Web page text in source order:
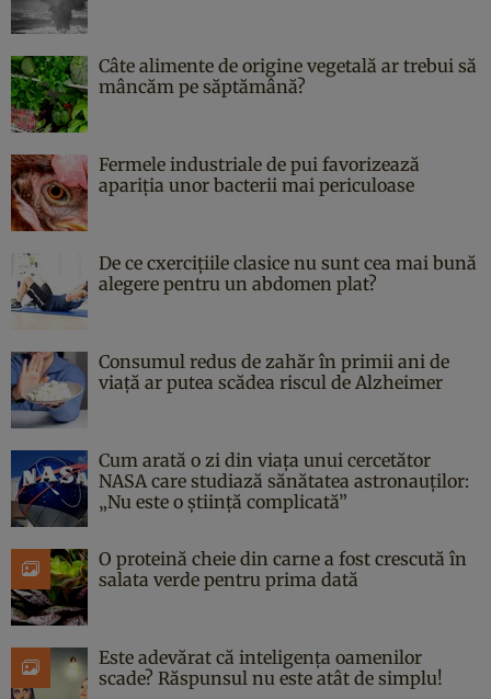
Câte alimente de origine vegetală ar trebui să
mâncăm pe săptămână?
Fermele industriale de pui favorizează
apariția unor bacterii mai periculoase
De ce cxercițiile clasice nu sunt cea mai bună
alegere pentru un abdomen plat?
Consumul redus de zahăr în primii ani de
viață ar putea scădea riscul de Alzheimer
Cum arată o zi din viața unui cercetător
NASA care studiază sănătatea astronauților:
„Nu este o știință complicată”
O proteină cheie din carne a fost crescută în
salata verde pentru prima dată
Este adevărat că inteligența oamenilor
scade? Răspunsul nu este atât de simplu!